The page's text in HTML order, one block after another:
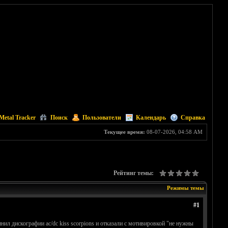
Tracker Поиск Пользователи Календарь Справка
Текущее время: 08-07-2026, 04:58 AM
Рейтинг темы:
Режимы темы
#1
дискографии ac/dc kiss scorpions и отказали с мотивировкой "не нужны